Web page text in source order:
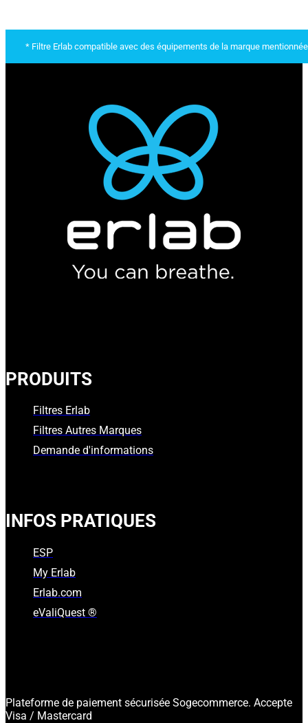
* Filtre Erlab compatible avec des équipements de la marque
PRODUITS
Filtres Erlab
Filtres Autres Marques
Demande d'informations
INFOS PRATIQUES
ESP
My Erlab
Erlab.com
eValiQuest ®
Plateforme de paiement sécurisée Sogecommerce. Accepte
Visa / Mastercard